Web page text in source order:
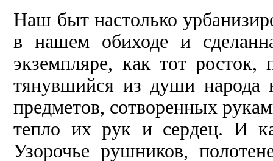
Наш быт настолько
в нашем обиходе и
экземпляре, как тот росток,
тянувшийся из души
предметов, сотворенных
тепло их рук и сердец. И
Узорочье рушников,